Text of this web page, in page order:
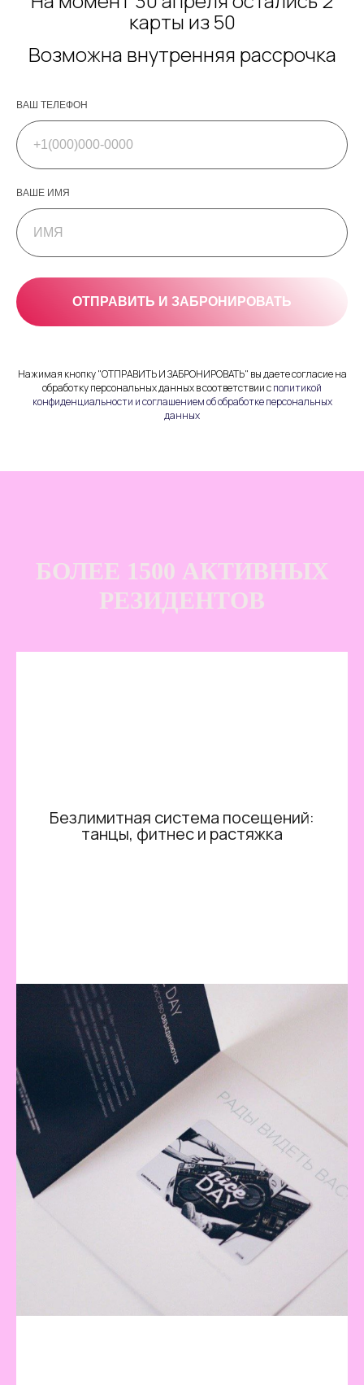
карты из 50
Возможна внутренняя рассрочка
ВАШ ТЕЛЕФОН
ВАШЕ ИМЯ
ОТПРАВИТЬ И ЗАБРОНИРОВАТЬ
Нажимая кнопку "ОТПРАВИТЬ И ЗАБРОНИРОВАТЬ" вы даете согласие на
обработку персональных данных в соответствии сполитикой
конфиденциальности и соглашением об обработке персональных
данных
БОЛЕЕ 1500 АКТИВНЫХ
РЕЗИДЕНТОВ
Безлимитная система посещений:
танцы, фитнес и растяжка